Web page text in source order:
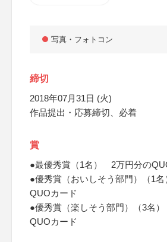
写真・フォトコン
締切
2018年07月31日 (火)
作品提出・応募締切、必着
賞
●最優秀賞（1名） 2万円分の
●優秀賞（おいしそう部門）（1
QUOカード
●優秀賞（楽しそう部門）（3名
QUOカード